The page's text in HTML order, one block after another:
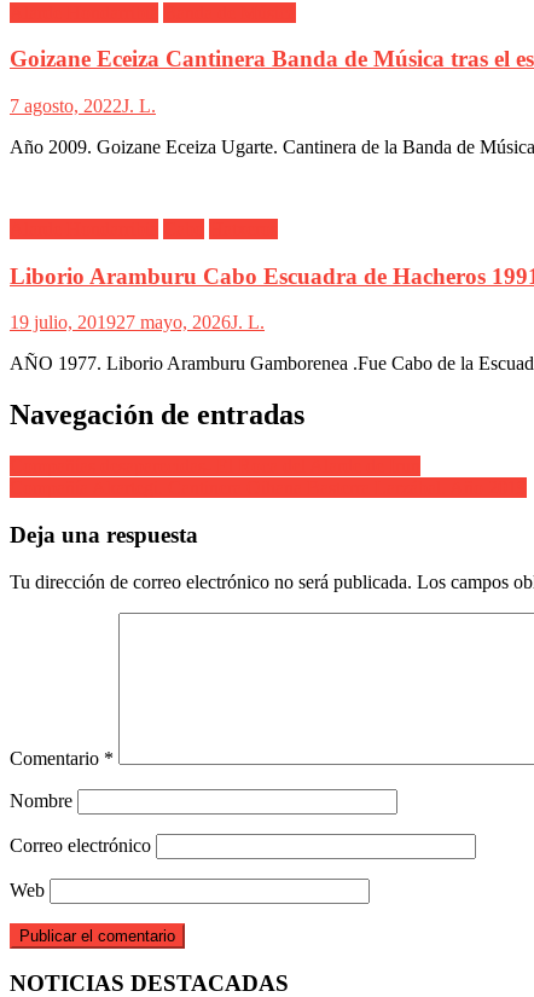
Goizane Eceiza Cantinera Banda de Música tras el
7 agosto, 2022J. L.
Año 2009. Goizane Eceiza Ugarte. Cantinera de la Banda de
Liborio Aramburu Cabo Escuadra de Hacheros
19 julio, 201927 mayo, 2026J. L.
AÑO 1977. Liborio Aramburu Gamborenea .Fue Cabo de la
Navegación de entradas
Deja una respuesta
Tu dirección de correo electrónico no será publicada. Los campos
Comentario *
Nombre
Correo electrónico
Web
NOTICIAS DESTACADAS